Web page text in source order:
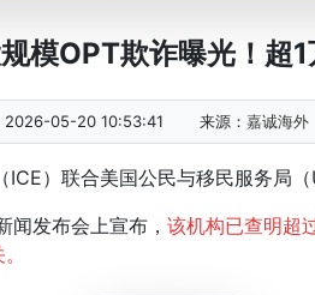
模OPT欺诈曝光！超
2026-05-20 10:53:41 来源： 嘉诚海外
）联合美国公民与移民服务局（
发布会上宣布， 该机构已查明超